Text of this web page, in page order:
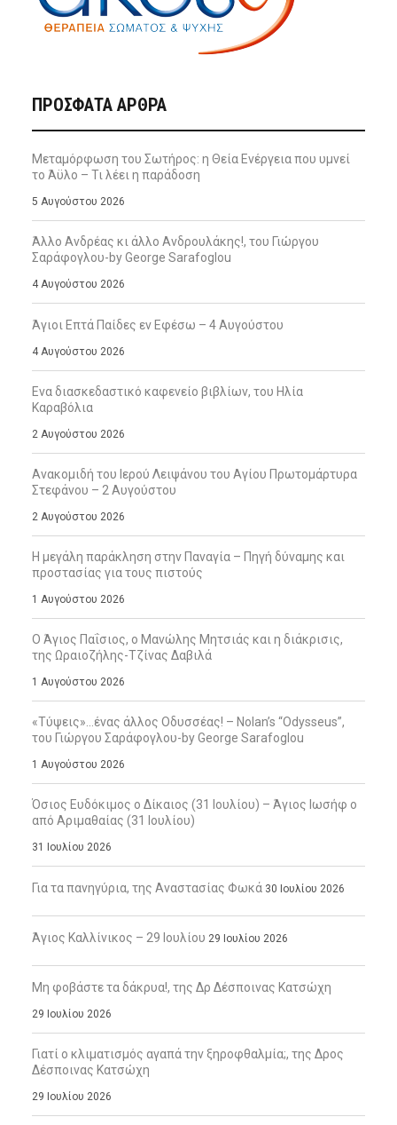
ΠΡΌΣΦΑΤΑ ΆΡΘΡΑ
Μεταμόρφωση του Σωτήρος: η Θεία Ενέργεια που υμνεί
το Άϋλο – Τι λέει η παράδοση
5 Αυγούστου 2026
Άλλο Ανδρέας κι άλλο Ανδρουλάκης!, του Γιώργου
Σαράφογλου-by George Sarafoglou
4 Αυγούστου 2026
Άγιοι Επτά Παίδες εν Εφέσω – 4 Αυγούστου
4 Αυγούστου 2026
Ενα διασκεδαστικό καφενείο βιβλίων, του Ηλία
Καραβόλια
2 Αυγούστου 2026
Ανακομιδή του Ιερού Λειψάνου του Αγίου Πρωτομάρτυρα
Στεφάνου – 2 Αυγούστου
2 Αυγούστου 2026
Η μεγάλη παράκληση στην Παναγία – Πηγή δύναμης και
προστασίας για τους πιστούς
1 Αυγούστου 2026
Ο Άγιος Παΐσιος, ο Μανώλης Μητσιάς και η διάκρισις,
της Ωραιοζήλης-Τζίνας Δαβιλά
1 Αυγούστου 2026
«Τύψεις»…ένας άλλος Οδυσσέας! – Nolan’s “Odysseus”,
του Γιώργου Σαράφογλου-by George Sarafoglou
1 Αυγούστου 2026
Όσιος Ευδόκιμος ο Δίκαιος (31 Ιουλίου) – Άγιος Ιωσήφ ο
από Αριμαθαίας (31 Ιουλίου)
31 Ιουλίου 2026
Για τα πανηγύρια, της Αναστασίας Φωκά 30 Ιουλίου 2026
Άγιος Καλλίνικος – 29 Ιουλίου 29 Ιουλίου 2026
Μη φοβάστε τα δάκρυα!, της Δρ Δέσποινας Κατσώχη
29 Ιουλίου 2026
Γιατί ο κλιματισμός αγαπά την ξηροφθαλμία;, της Δρος
Δέσποινας Κατσώχη
29 Ιουλίου 2026